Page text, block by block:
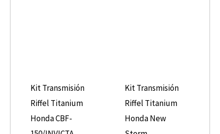
Kit Transmisión
Riffel Titanium
Honda CBF-
Kit Transmisión
Riffel Titanium
Honda New